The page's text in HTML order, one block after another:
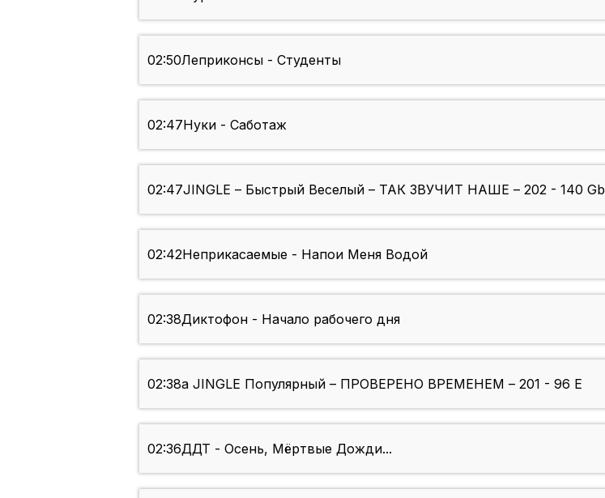
02:50Леприконсы - Студенты
02:47Нуки - Саботаж
02:47JINGLE – Быстрый Веселый – ТАК ЗВУЧИТ НАШЕ – 202 - 140 Gb
02:42Неприкасаемые - Напои Меня Водой
02:38Диктофон - Начало рабочего дня
02:38a JINGLE Популярный – ПРОВЕРЕНО ВРЕМЕНЕМ – 201 - 96 E
02:36ДДТ - Осень, Мёртвые Дожди...